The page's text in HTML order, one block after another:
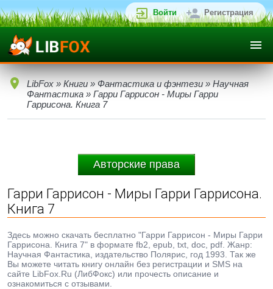
Войти Регистрация
LibFox » Книги » Фантастика и фэнтези » Научная
Фантастика » Гарри Гаррисон - Миры Гарри
Гаррисона. Книга 7
Авторские права
Гарри Гаррисон - Миры Гарри Гаррисона.
Книга 7
Здесь можно скачать бесплатно "Гарри Гаррисон - Миры Гарри
Гаррисона. Книга 7" в формате fb2, epub, txt, doc, pdf. Жанр:
Научная Фантастика, издательство Полярис, год 1993. Так же
Вы можете читать книгу онлайн без регистрации и SMS на
сайте LibFox.Ru (ЛибФокс) или прочесть описание и
ознакомиться с отзывами.